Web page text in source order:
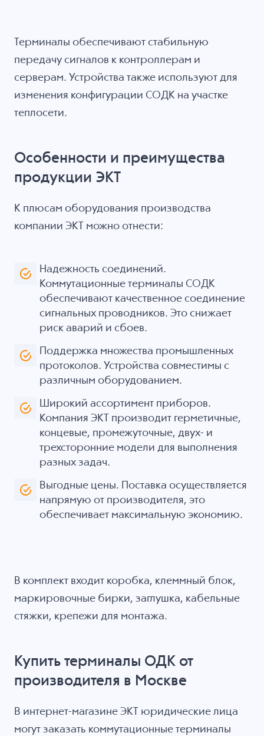
Терминалы обеспечивают стабильную
передачу сигналов к контроллерам и
серверам. Устройства также используют для
изменения конфигурации СОДК на участке
теплосети.
Особенности и преимущества
продукции ЭКТ
К плюсам оборудования производства
компании ЭКТ можно отнести:
Надежность соединений.
Коммутационные терминалы СОДК
обеспечивают качественное соединение
сигнальных проводников. Это снижает
риск аварий и сбоев.
Поддержка множества промышленных
протоколов. Устройства совместимы с
различным оборудованием.
Широкий ассортимент приборов.
Компания ЭКТ производит герметичные,
концевые, промежуточные, двух- и
трехсторонние модели для выполнения
разных задач.
Выгодные цены. Поставка осуществляется
напрямую от производителя, это
обеспечивает максимальную экономию.
В комплект входит коробка, клеммный блок,
маркировочные бирки, заглушка, кабельные
стяжки, крепежи для монтажа.
Купить терминалы ОДК от
производителя в Москве
В интернет-магазине ЭКТ юридические лица
могут заказать коммутационные терминалы